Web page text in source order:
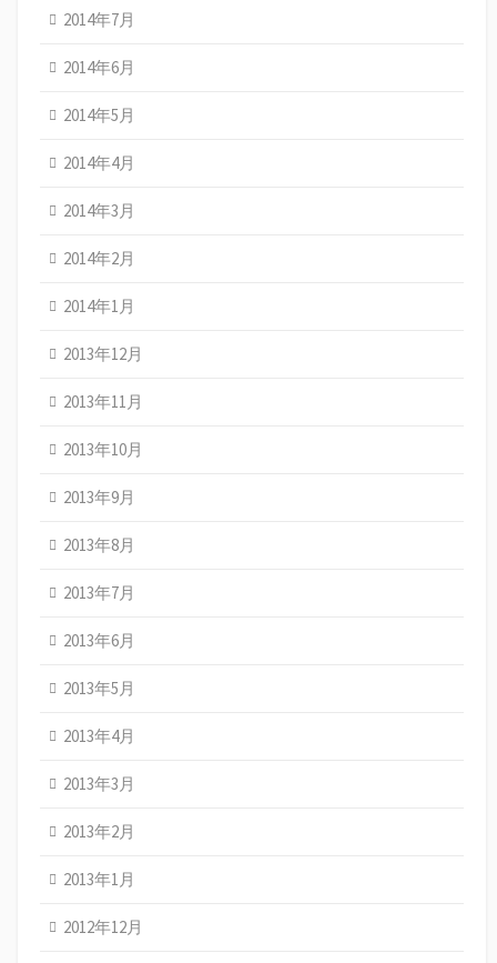
2014年7月
2014年6月
2014年5月
2014年4月
2014年3月
2014年2月
2014年1月
2013年12月
2013年11月
2013年10月
2013年9月
2013年8月
2013年7月
2013年6月
2013年5月
2013年4月
2013年3月
2013年2月
2013年1月
2012年12月